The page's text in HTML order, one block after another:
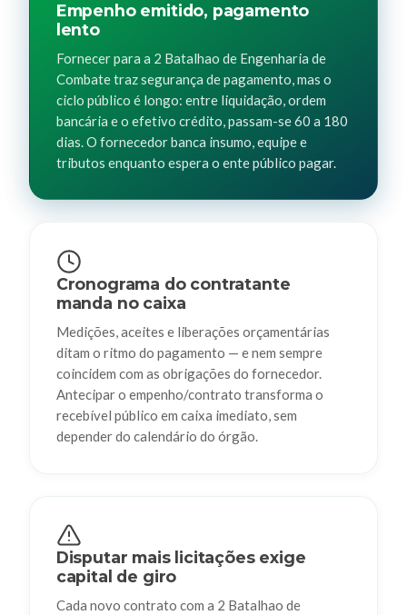
Empenho emitido, pagamento
lento
Fornecer para a 2 Batalhao de Engenharia de
Combate traz segurança de pagamento, mas o
ciclo público é longo: entre liquidação, ordem
bancária e o efetivo crédito, passam-se 60 a 180
dias. O fornecedor banca insumo, equipe e
tributos enquanto espera o ente público pagar.
Cronograma do contratante
manda no caixa
Medições, aceites e liberações orçamentárias
ditam o ritmo do pagamento — e nem sempre
coincidem com as obrigações do fornecedor.
Antecipar o empenho/contrato transforma o
recebível público em caixa imediato, sem
depender do calendário do órgão.
Disputar mais licitações exige
capital de giro
Cada novo contrato com a 2 Batalhao de